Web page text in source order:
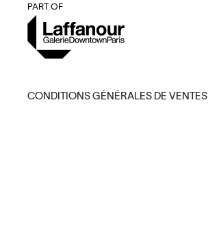
PART OF
CONDITIONS GÉNÉRALES DE VENTES